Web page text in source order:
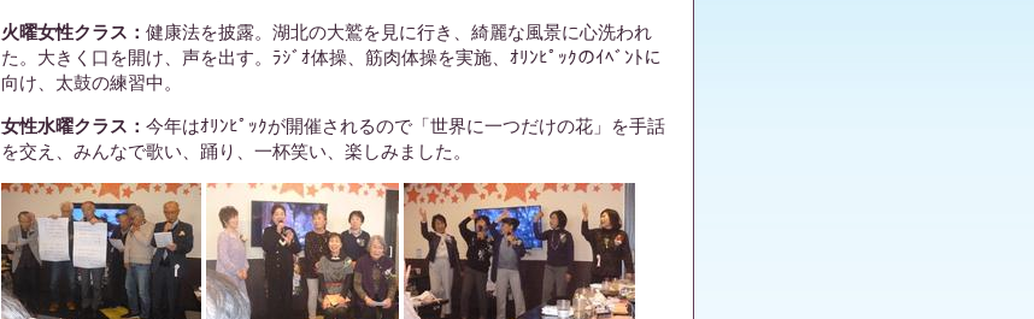
火曜女性クラス： 健康法を披露。湖北の大鷲を見に行き、綺麗な風景に心洗われ
た。大きく口を開け、声を出す。ﾗｼﾞｵ体操、筋肉体操を実施、ｵﾘﾝﾋﾟｯｸのｲﾍﾞﾝﾄに
向け、太鼓の練習中。
女性水曜クラス： 今年はｵﾘﾝﾋﾟｯｸが開催されるので「世界に一つだけの花」を手話
を交え、みんなで歌い、踊り、一杯笑い、楽しみました。